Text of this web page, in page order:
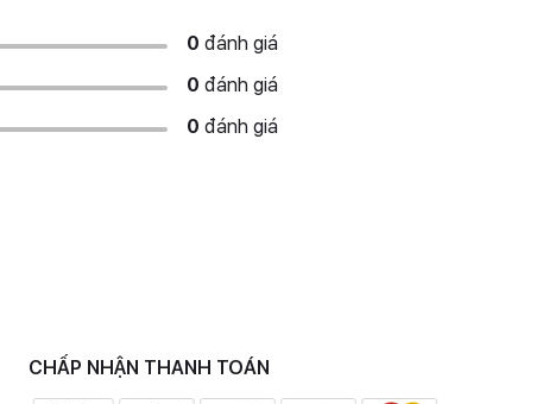
0 đánh giá
0 đánh giá
0 đánh giá
CHẤP NHẬN THANH TOÁN